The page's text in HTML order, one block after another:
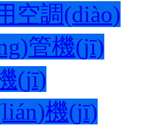
空調(diào)
管機(jī)
(jī)
機(jī)